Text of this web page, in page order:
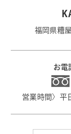
福岡県糟
お電
営業時間〉平